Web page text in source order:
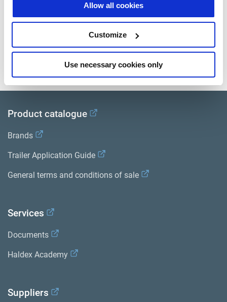
Allow all cookies
Customize
Use necessary cookies only
Consultez toutes les publications connexes dans notre
Bibliothèque de documentation sur les produits
Product catalogue
Brands
Trailer Application Guide
General terms and conditions of sale
Services
Documents
Haldex Academy
Suppliers